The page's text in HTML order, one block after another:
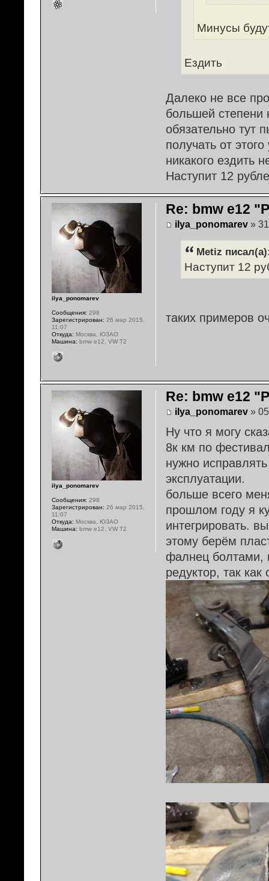
Минусы
Ездить
Далеко не все
большей степени
обязательно тут
получать от
никакого ездить
Наступит 12
Re: bmw e12
ilya_ponomarev»
Metiz
Наступит 12
таких примеров
ilya_ponomarev
Сообщения: 298
Зарегистрирован: 26 мар 2015,
11:07
Откуда: Москва, ЮЗАО
Машина: bmw e12, VW T2
Re: bmw e12
ilya_ponomarev» 05
Ну что я могу
8к км по
нужно
эксплуатации.
больше всего
прошлом году я
интегрировать.
этому берём
фалнец болтами,
редуктор, так
ilya_ponomarev
Сообщения: 298
Зарегистрирован: 26 мар 2015,
11:07
Откуда: Москва, ЮЗАО
Машина: bmw e12, VW T2